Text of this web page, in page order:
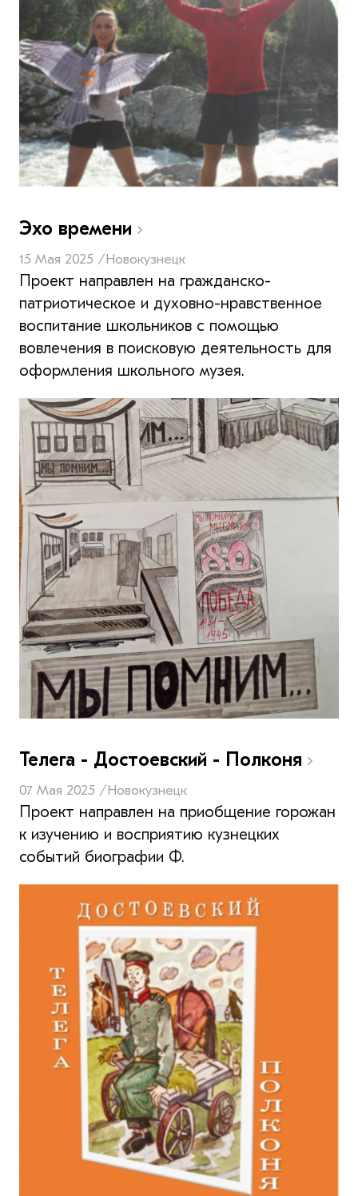
Эхо времени
15 Мая 2025 /Новокузнецк
Проект направлен на гражданско-
патриотическое и духовно-нравственное
воспитание школьников с помощью
вовлечения в поисковую деятельность для
оформления школьного музея.
Телега - Достоевский - Полконя
07 Мая 2025 /Новокузнецк
Проект направлен на приобщение горожан
к изучению и восприятию кузнецких
событий биографии Ф.